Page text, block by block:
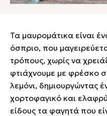
Τα μαυρομάτικα είναι
όσπριο, που
τρόπους, χωρίς να
φτιάχνουμε με φρέσκο
λεμόνι, δημιουργώντας
χορτοφαγικό και
είδους τα φαγητά που